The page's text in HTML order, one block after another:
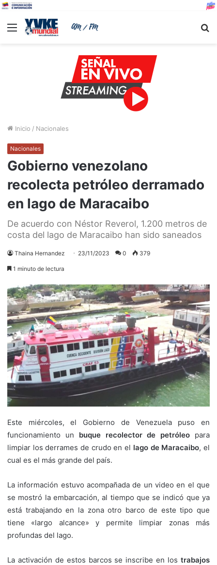
Menu
Inicio / Nacionales
Nacionales
Gobierno venezolano
recolecta petróleo derramado
en lago de Maracaibo
De acuerdo con Néstor Reverol, 1.200 metros de
costa del lago de Maracaibo han sido saneados
Thaina Hernandez 23/11/2023 0 379
1 minuto de lectura
Este miércoles, el Gobierno de Venezuela puso en
funcionamiento un buque recolector de petróleo para
limpiar los derrames de crudo en el lago de Maracaibo, el
cual es el más grande del país.
La información estuvo acompañada de un video en el que
se mostró la embarcación, al tiempo que se indicó que ya
está trabajando en la zona otro barco de este tipo que
tiene «largo alcance» y permite limpiar zonas más
profundas del lago.
La activación de estos barcos se inscribe en los trabajos